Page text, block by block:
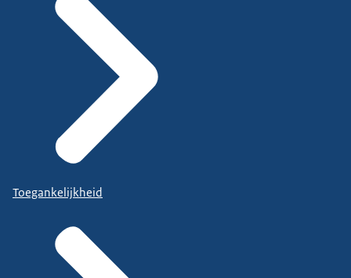
Toegankelijkheid